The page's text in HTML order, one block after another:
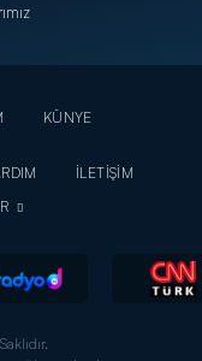
KÜNYE
İLETİŞİM